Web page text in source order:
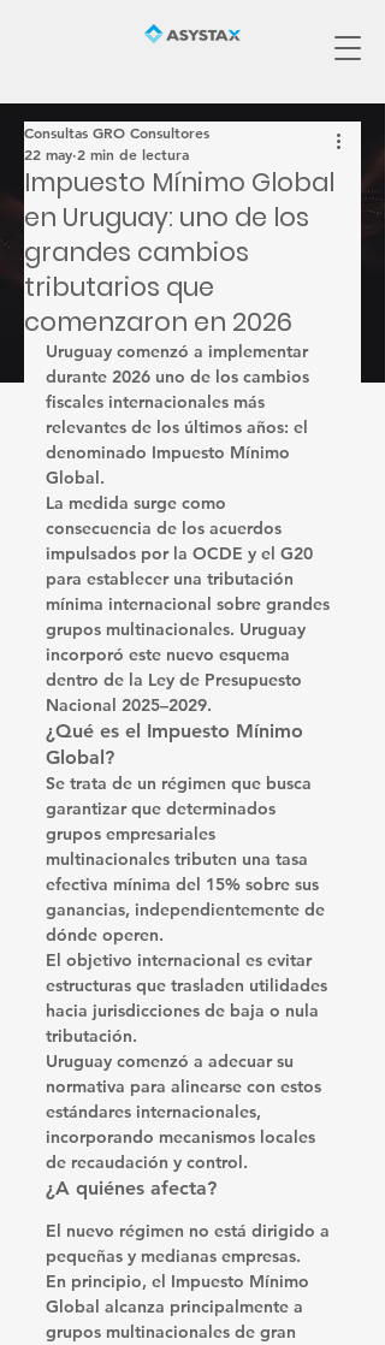
Impuesto Mínimo Global
en Uruguay: uno de los
grandes cambios
tributarios que
comenzaron en 2026
Consultas GRO Consultores
22 may 2 min de lectura
Uruguay comenzó a implementar
durante 2026 uno de los cambios
fiscales internacionales más
relevantes de los últimos años: el
denominado Impuesto Mínimo
Global.
La medida surge como
consecuencia de los acuerdos
impulsados por la OCDE y el G20
para establecer una tributación
mínima internacional sobre grandes
grupos multinacionales. Uruguay
incorporó este nuevo esquema
dentro de la Ley de Presupuesto
Nacional 2025–2029.
¿Qué es el Impuesto Mínimo
Global?
Se trata de un régimen que busca
garantizar que determinados
grupos empresariales
multinacionales tributen una tasa
efectiva mínima del 15% sobre sus
ganancias, independientemente de
dónde operen.
El objetivo internacional es evitar
estructuras que trasladen utilidades
hacia jurisdicciones de baja o nula
tributación.
Uruguay comenzó a adecuar su
normativa para alinearse con estos
estándares internacionales,
incorporando mecanismos locales
de recaudación y control.
¿A quiénes afecta?
El nuevo régimen no está dirigido a
pequeñas y medianas empresas.
En principio, el Impuesto Mínimo
Global alcanza principalmente a
grupos multinacionales de gran